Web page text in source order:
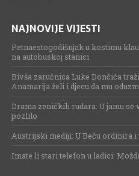
NAJNOVIJE VIJESTI
Petnaestogodišnjak u kostimu
na autobuskoj stanici
Bivša zaručnica Luke Dončića
Anamarija želi i djecu da mu
Drama zeničkih rudara: U jamu
pozlilo
Austrijski mediji: U Beču ordinira i
Imate li stari telefon u ladici: